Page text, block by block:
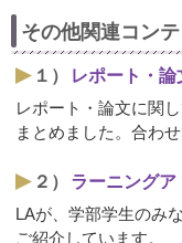
その他関連コン
１）
レポート・論
レポート・論文に関
まとめました。合わ
２）
ラーニング
LAが、学部学生のみ
ご紹介しています。